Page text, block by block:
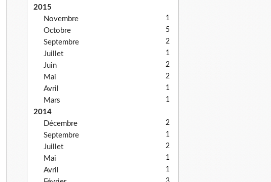
2015
Novembre
1
Octobre 5
Septembre 2
Juillet 1
Juin 2
Mai 2
Avril 1
Mars 1
2014
Décembre
2
Septembre 1
Juillet 2
Mai 1
Avril 1